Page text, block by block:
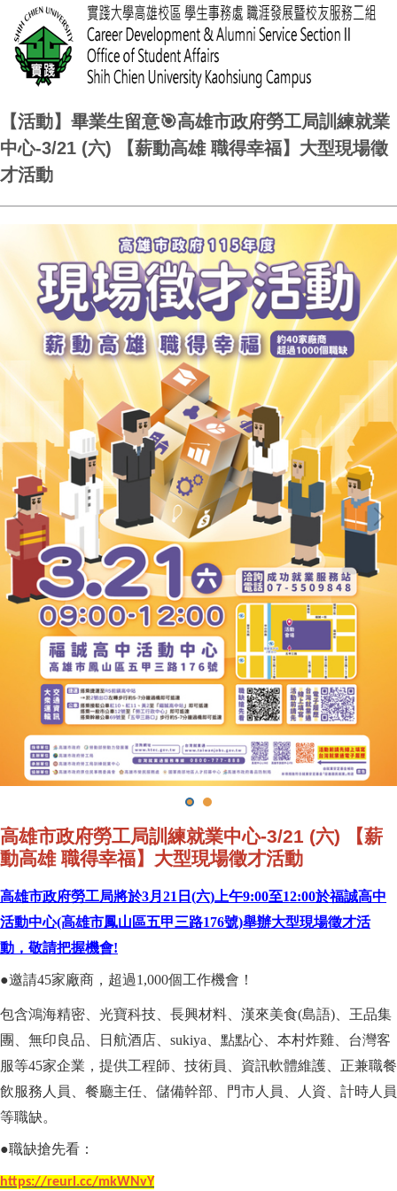
【活動】畢業生留意🎯高雄市政府勞工局訓練就業
中心-3/21 (六) 【薪動高雄 職得幸福】大型現場徵
才活動
高雄市政府勞工局訓練就業中心-3/21 (六) 【薪
動高雄 職得幸福】大型現場徵才活動
高雄市政府勞工局將於3月21日(六)上午9:00至12:00於福誠高中
活動中心(高雄市鳳山區五甲三路176號)舉辦大型現場徵才活
動，敬請把握機會!
●邀請45家廠商，超過1,000個工作機會！
包含鴻海精密、光寶科技、長興材料、漢來美食(島語)、王品集
團、無印良品、日航酒店、sukiya、點點心、本村炸雞、台灣客
服等45家企業，提供工程師、技術員、資訊軟體維護、正兼職餐
飲服務人員、餐廳主任、儲備幹部、門市人員、人資、計時人員
等職缺。
●職缺搶先看：
https://reurl.cc/mkWNvY